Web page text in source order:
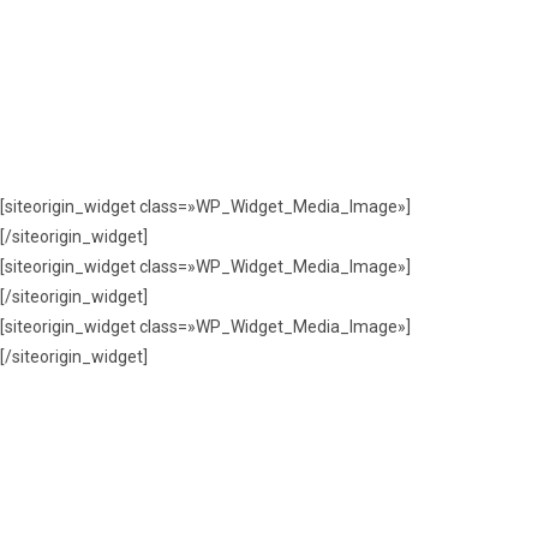
[siteorigin_widget class=»WP_Widget_Media_Image»]
[/siteorigin_widget]
[siteorigin_widget class=»WP_Widget_Media_Image»]
[/siteorigin_widget]
[siteorigin_widget class=»WP_Widget_Media_Image»]
[/siteorigin_widget]